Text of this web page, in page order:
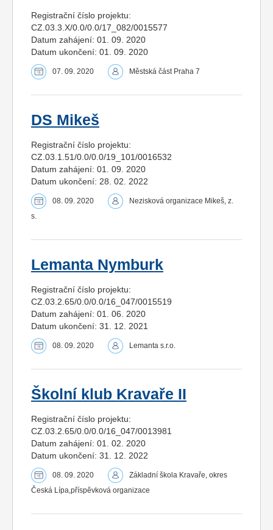
Registrační číslo projektu:
CZ.03.3.X/0.0/0.0/17_082/0015577
Datum zahájení: 01. 09. 2020
Datum ukončení: 01. 09. 2020
07. 09. 2020 Městská část Praha 7
DS Mikeš
Registrační číslo projektu:
CZ.03.1.51/0.0/0.0/19_101/0016532
Datum zahájení: 01. 09. 2020
Datum ukončení: 28. 02. 2022
08. 09. 2020
Nezisková organizace Mikeš, z.
s.
Lemanta Nymburk
Registrační číslo projektu:
CZ.03.2.65/0.0/0.0/16_047/0015519
Datum zahájení: 01. 06. 2020
Datum ukončení: 31. 12. 2021
08. 09. 2020 Lemanta s.r.o.
Školní klub Kravaře II
Registrační číslo projektu:
CZ.03.2.65/0.0/0.0/16_047/0013981
Datum zahájení: 01. 02. 2020
Datum ukončení: 31. 12. 2022
08. 09. 2020
Základní škola Kravaře, okres
Česká Lípa,příspěvková organizace